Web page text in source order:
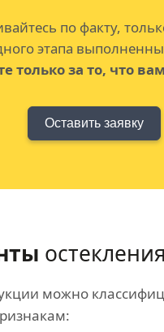
по факту,
этапа
только за то, что
Оставить заявку
остекления
можно